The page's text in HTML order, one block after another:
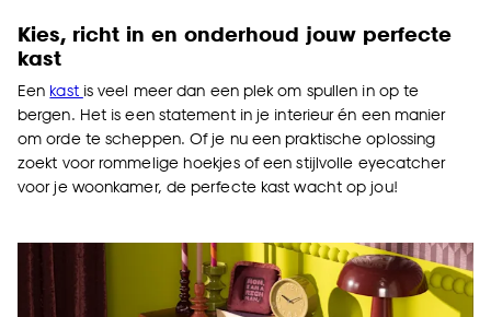
Kies, richt in en onderhoud jouw perfecte
kast
Een kast is veel meer dan een plek om spullen in op te
bergen. Het is een statement in je interieur én een manier
om orde te scheppen. Of je nu een praktische oplossing
zoekt voor rommelige hoekjes of een stijlvolle eyecatcher
voor je woonkamer, de perfecte kast wacht op jou!